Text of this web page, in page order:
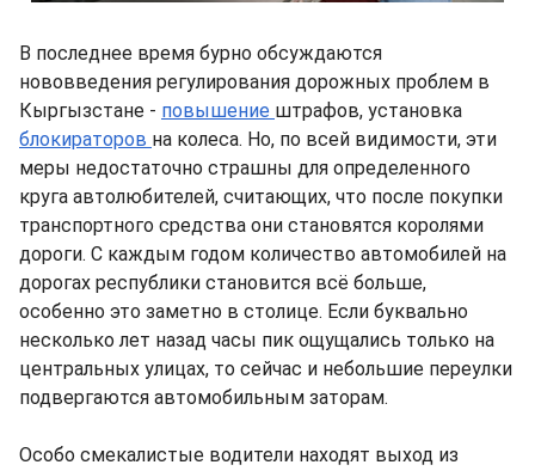
В последнее время бурно обсуждаются
нововведения регулирования дорожных проблем в
Кыргызстане - повышение штрафов, установка
блокираторов на колеса. Но, по всей видимости, эти
меры недостаточно страшны для определенного
круга автолюбителей, считающих, что после покупки
транспортного средства они становятся королями
дороги. С каждым годом количество автомобилей на
дорогах республики становится всё больше,
особенно это заметно в столице. Если буквально
несколько лет назад часы пик ощущались только на
центральных улицах, то сейчас и небольшие переулки
подвергаются автомобильным заторам.
Особо смекалистые водители находят выход из